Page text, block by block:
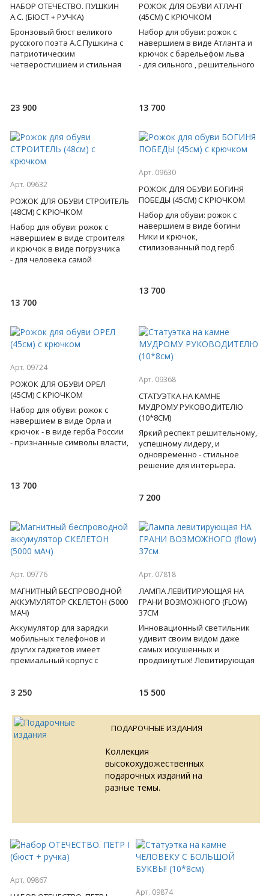
НАБОР ОТЕЧЕСТВО. ПУШКИН
А.С. (БЮСТ + РУЧКА)
Бронзовый бюст великого
русского поэта А.С.Пушкина с
патриотическим
четверостишием и стильная
23 900
РОЖОК ДЛЯ ОБУВИ АТЛАНТ
(45СМ) С КРЮЧКОМ
Набор для обуви: рожок с
навершием в виде Атланта и
крючок с барельефом льва
- для сильного , решительного
13 700
Арт. 09632
РОЖОК ДЛЯ ОБУВИ СТРОИТЕЛЬ
(48СМ) С КРЮЧКОМ
Набор для обуви: рожок с
навершием в виде строителя
и крючок в виде погрузчика
- для человека самой
13 700
Арт. 09630
РОЖОК ДЛЯ ОБУВИ БОГИНЯ
ПОБЕДЫ (45СМ) С КРЮЧКОМ
Набор для обуви: рожок с
навершием в виде богини
Ники и крючок,
стилизованный под герб
13 700
Арт. 09724
РОЖОК ДЛЯ ОБУВИ ОРЕЛ
(45СМ) С КРЮЧКОМ
Набор для обуви: рожок с
навершием в виде Орла и
крючок - в виде герба России
- признанные символы власти,
13 700
Арт. 09368
СТАТУЭТКА НА КАМНЕ
МУДРОМУ РУКОВОДИТЕЛЮ
(10*8СМ)
Яркий респект решительному,
успешному лидеру, и
одновременно - стильное
решение для интерьера.
из змеев
7 200
Арт. 09776
МАГНИТНЫЙ БЕСПРОВОДНОЙ
АККУМУЛЯТОР СКЕЛЕТОН (5000
МАЧ)
Аккумулятор для зарядки
мобильных телефонов и
других гаджетов имеет
премиальный корпус с
стеклом корпуса.
3 250
Арт. 07818
ЛАМПА ЛЕВИТИРУЮЩАЯ НА
ГРАНИ ВОЗМОЖНОГО (FLOW)
37СМ
Инновационный светильник
удивит своим видом даже
самых искушенных и
продвинутых! Левитирующая
полю
15 500
Арт. 09867
ПОДАРОЧНЫЕ ИЗДАНИЯ
Коллекция
высокохудожественных
подарочных изданий на
разные темы.
Арт. 09874